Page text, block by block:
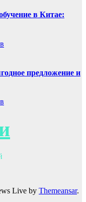
в Китае:
предложение и
Live by Themeansar.